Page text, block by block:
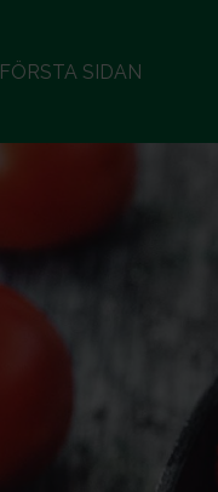
FÖRSTA SIDAN